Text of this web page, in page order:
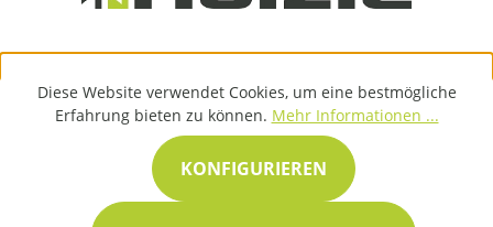
Diese Website verwendet Cookies, um eine bestmögliche
Erfahrung bieten zu können. Mehr Informationen ...
KONFIGURIEREN